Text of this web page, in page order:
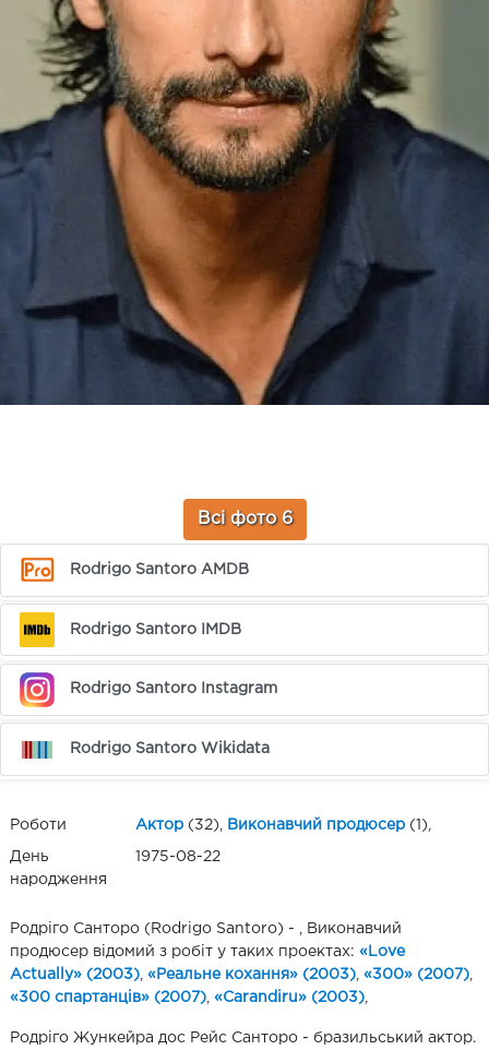
Всі фото 6
Rodrigo Santoro AMDB
Rodrigo Santoro IMDB
Rodrigo Santoro Instagram
Rodrigo Santoro Wikidata
Роботи Актор (32), Виконавчий продюсер (1),
День
народження
1975-08-22
Родріго Санторо (Rodrigo Santoro) - , Виконавчий
продюсер відомий з робіт у таких проектах: «Love
Actually» (2003) «Реальне кохання» (2003) «300» (2007)
«300 спартанців» (2007) «Carandiru» (2003)
Родріго Жункейра дос Рейс Санторо - бразильський актор.